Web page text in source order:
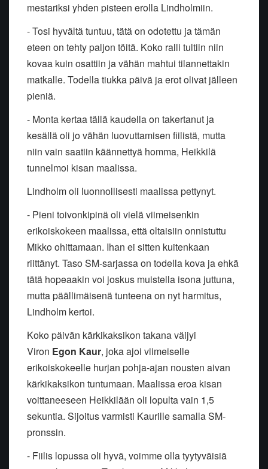
mestariksi yhden pisteen erolla Lindholmiin.
- Tosi hyvältä tuntuu, tätä on odotettu ja tämän
eteen on tehty paljon töitä. Koko ralli tultiin niin
kovaa kuin osattiin ja vähän mahtui tilannettakin
matkalle. Todella tiukka päivä ja erot olivat jälleen
pieniä.
- Monta kertaa tällä kaudella on takertanut ja
kesällä oli jo vähän luovuttamisen fiilistä, mutta
niin vain saatiin käännettyä homma, Heikkilä
tunnelmoi kisan maalissa.
Lindholm oli luonnollisesti maalissa pettynyt.
- Pieni toivonkipinä oli vielä viimeisenkin
erikoiskokeen maalissa, että oltaisiin onnistuttu
Mikko ohittamaan. Ihan ei sitten kuitenkaan
riittänyt. Taso SM-sarjassa on todella kova ja ehkä
tätä hopeaakin voi joskus muistella isona juttuna,
mutta päällimäisenä tunteena on nyt harmitus,
Lindholm kertoi.
Koko päivän kärkikaksikon takana väijyi
Viron Egon Kaur, joka ajoi viimeiselle
erikoiskokeelle hurjan pohja-ajan nousten aivan
kärkikaksikon tuntumaan. Maalissa eroa kisan
voittaneeseen Heikkilään oli lopulta vain 1,5
sekuntia. Sijoitus varmisti Kaurille samalla SM-
pronssin.
- Fiilis lopussa oli hyvä, voimme olla tyytyväisiä